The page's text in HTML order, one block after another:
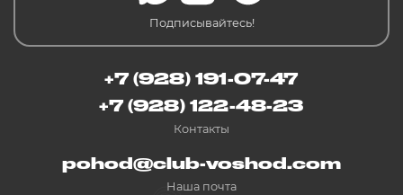
Подписывайтесь!
+7 (928) 191-07-47
+7 (928) 122-48-23
Контакты
pohod@club-voshod.com
Наша почта